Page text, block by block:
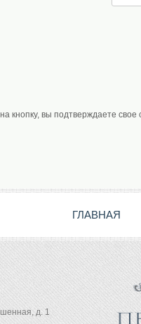
кнопку, вы подтверждаете
ГЛАВНАЯ
д. 1